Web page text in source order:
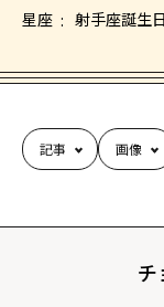
星座 射手座誕生日
記事 画像
チ